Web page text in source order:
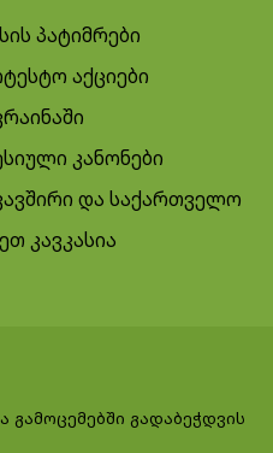
პატიმრები
აქციები
კანონები
და საქართველო
კავკასია
გამოცემებში გადაბეჭდვის